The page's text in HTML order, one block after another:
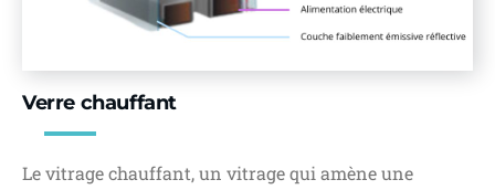
Verre chauffant
Le vitrage chauffant, un vitrage qui amène une